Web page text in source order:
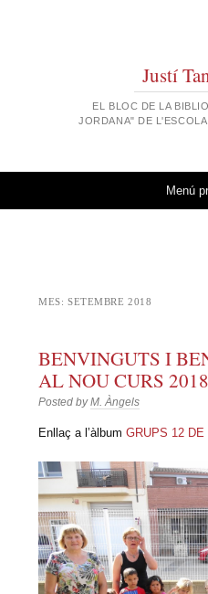
Justí
EL BLOC DE LA
JORDANA" DE
Menú
MES:SETEMBRE 2018
BENVINGUTS I
AL NOU CURS
Posted byM. Àngels
Enllaç a l’àlbumGRUPS 12